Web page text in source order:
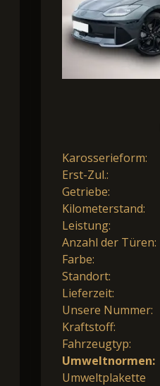
Karosserieform:
Erst-Zul.:
Getriebe:
Kilometerstand:
Leistung:
Anzahl der Türen:
Farbe:
Standort:
Lieferzeit:
Unsere Nummer:
Kraftstoff:
Fahrzeugtyp:
Umweltnormen:
Umweltplakette